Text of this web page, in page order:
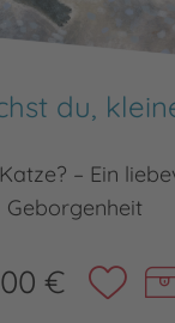
du,
– Ein
Geborgenheit
€